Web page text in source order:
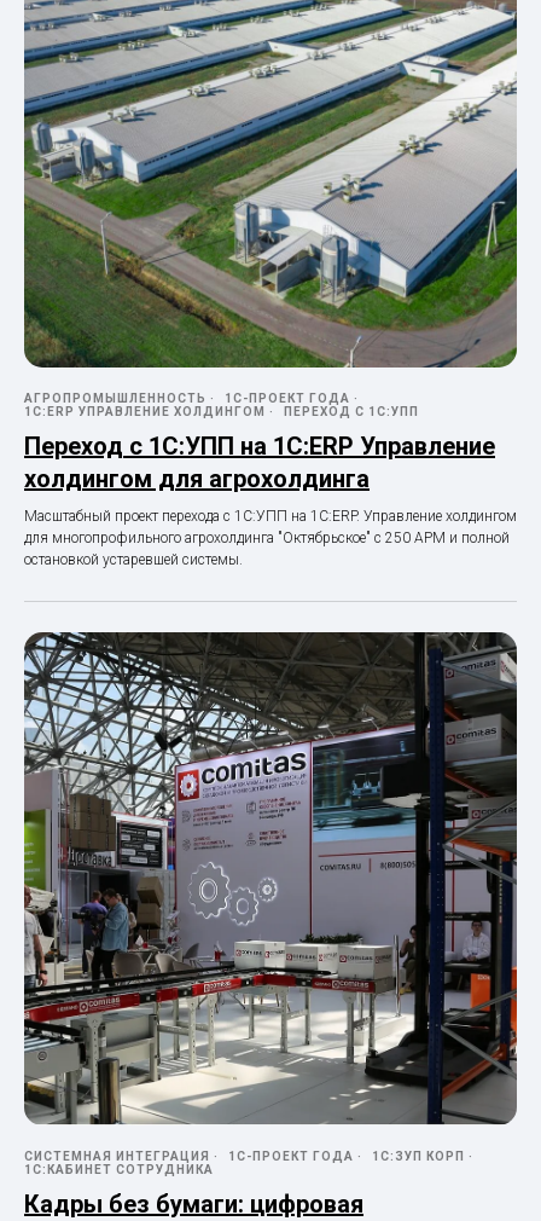
АГРОПРОМЫШЛЕННОСТЬ
1С-ПРОЕКТ ГОДА
1С:ERP УПРАВЛЕНИЕ ХОЛДИНГОМ
ПЕРЕХОД С 1С:УПП
Переход с 1С:УПП на 1С:ERP Управление
холдингом для агрохолдинга
Масштабный проект перехода с 1С:УПП на 1С:ERP. Управление холдингом
для многопрофильного агрохолдинга "Октябрьское" с 250 АРМ и полной
остановкой устаревшей системы.
СИСТЕМНАЯ ИНТЕГРАЦИЯ 1С-ПРОЕКТ ГОДА
1С:ЗУП КОРП
1С:КАБИНЕТ СОТРУДНИКА
Кадры без бумаги: цифровая